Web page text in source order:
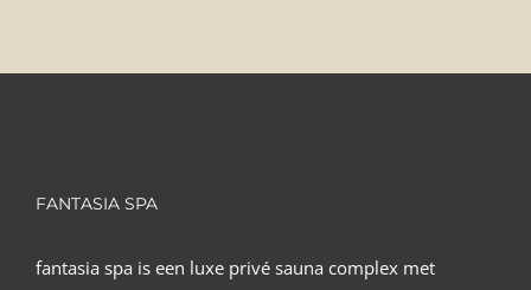
FANTASIA SPA
fantasia spa is een luxe privé sauna complex met